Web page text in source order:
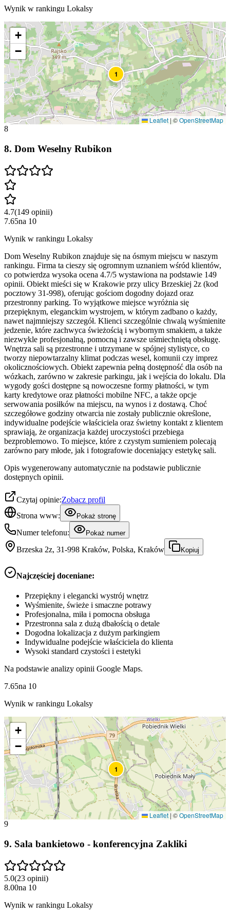
Wynik w rankingu Lokalsy
1
+
−
Leaflet | ©OpenStreetMap
8
8. Dom Weselny Rubikon
4.7(149 opinii)
7.65na 10
Wynik w rankingu Lokalsy
Dom Weselny Rubikon znajduje się na ósmym miejscu w naszym
rankingu. Firma ta cieszy się ogromnym uznaniem wśród klientów,
co potwierdza wysoka ocena 4.7/5 wystawiona na podstawie 149
opinii. Obiekt mieści się w Krakowie przy ulicy Brzeskiej 2z (kod
pocztowy 31-998), oferując gościom dogodny dojazd oraz
przestronny parking. To wyjątkowe miejsce wyróżnia się
przepięknym, eleganckim wystrojem, w którym zadbano o każdy,
nawet najmniejszy szczegół. Klienci szczególnie chwalą wyśmienite
jedzenie, które zachwyca świeżością i wybornym smakiem, a także
niezwykle profesjonalną, pomocną i zawsze uśmiechniętą obsługę.
Wnętrza sali są przestronne i utrzymane w spójnej stylistyce, co
tworzy niepowtarzalny klimat podczas wesel, komunii czy imprez
okolicznościowych. Obiekt zapewnia pełną dostępność dla osób na
wózkach, zarówno w zakresie parkingu, jak i wejścia do lokalu. Dla
wygody gości dostępne są nowoczesne formy płatności, w tym
karty kredytowe oraz płatności mobilne NFC, a także opcje
serwowania posiłków na miejscu, na wynos i z dostawą. Choć
szczegółowe godziny otwarcia nie zostały publicznie określone,
indywidualne podejście właściciela oraz świetny kontakt z klientem
sprawiają, że organizacja każdej uroczystości przebiega
bezproblemowo. To miejsce, które z czystym sumieniem polecają
zarówno pary młode, jak i fotografowie doceniający estetykę sali.
Opis wygenerowany automatycznie na podstawie publicznie
dostępnych opinii.
Czytaj opinie:Zobacz profil
Strona www:
Pokaż stronę
Numer telefonu: Pokaż numer
Brzeska 2z, 31-998 Kraków, Polska, Kraków Kopiuj
Najczęściej doceniane:
Przepiękny i elegancki wystrój wnętrz
Wyśmienite, świeże i smaczne potrawy
Profesjonalna, miła i pomocna obsługa
Przestronna sala z dużą dbałością o detale
Dogodna lokalizacja z dużym parkingiem
Indywidualne podejście właściciela do klienta
Wysoki standard czystości i estetyki
Na podstawie analizy opinii Google Maps.
7.65na 10
Wynik w rankingu Lokalsy
1
+
−
Leaflet | ©OpenStreetMap
9
9. Sala bankietowo - konferencyjna Zakliki
5.0(23 opinii)
8.00na 10
Wynik w rankingu Lokalsy